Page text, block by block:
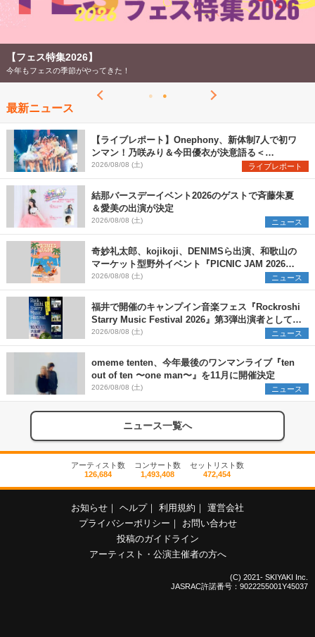
【フェス特集2026】
今年もフェスの季節がやってきた！
最新ニュース
【ライブレポート】Onephony、新体制7人で初ワ
ンマン！乃咲みり＆今田優衣が決意語る＜
Onephony新体制1st Oneman Live はじまりの夏
＞
2026/08/08 (土) ライブレポート
結那バースデーイベント2026のゲストで斉藤朱夏
＆愛美の出演が決定
2026/08/08 (土) ニュース
奇妙礼太郎、kojikoji、DENIMSら出演、和歌山の
マーケット型野外イベント『PICNIC JAM 2026』
早割チケット発売開始
2026/08/08 (土) ニュース
福井で開催のキャンプイン音楽フェス『Rockroshi
Starry Music Festival 2026』第3弾出演者として
SCOOBIE DO、かりゆし58、Reiを発表
2026/08/08 (土) ニュース
omeme tenten、今年最後のワンマンライブ『ten
out of ten 〜one man〜』を11月に開催決定
2026/08/08 (土) ニュース
ニュース一覧へ
アーティスト数
126,684
コンサート数
1,493,408
セットリスト数
472,454
お知らせ ｜ ヘルプ｜ 利用規約 ｜ 運営会社
プライバシーポリシー ｜
お問い合わせ
投稿のガイドライン
アーティスト・公演主催者の方へ
(C) 2021- SKIYAKI Inc.
JASRAC許諾番号：9022255001Y45037